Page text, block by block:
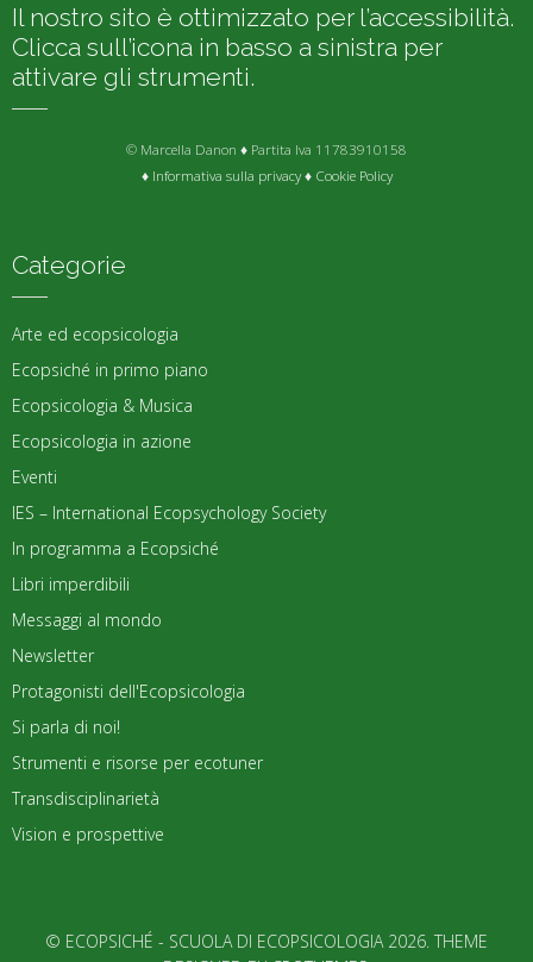
Il nostro sito è ottimizzato per l’accessibilità.
Clicca sull’icona in basso a sinistra per
attivare gli strumenti.
© Marcella Danon ♦ Partita Iva 11783910158
♦ Informativa sulla privacy♦ Cookie Policy
Categorie
Arte ed ecopsicologia
Ecopsiché in primo piano
Ecopsicologia & Musica
Ecopsicologia in azione
Eventi
IES – International Ecopsychology Society
In programma a Ecopsiché
Libri imperdibili
Messaggi al mondo
Newsletter
Protagonisti dell'Ecopsicologia
Si parla di noi!
Strumenti e risorse per ecotuner
Transdisciplinarietà
Vision e prospettive
© ECOPSICHÉ - SCUOLA DI ECOPSICOLOGIA 2026. THEME